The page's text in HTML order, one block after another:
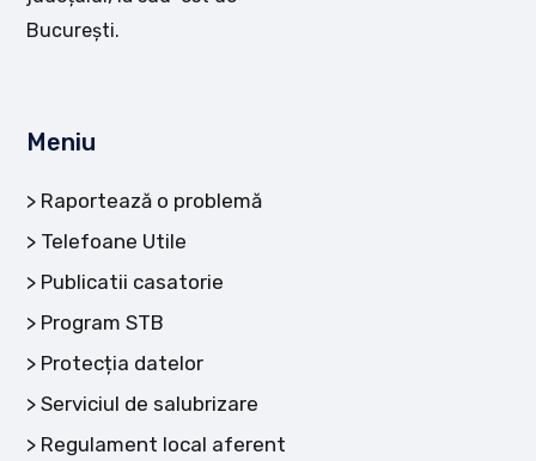
București.
Meniu
Raportează o problemă
Telefoane Utile
Publicatii casatorie
Program STB
Protecția datelor
Serviciul de salubrizare
Regulament local aferent